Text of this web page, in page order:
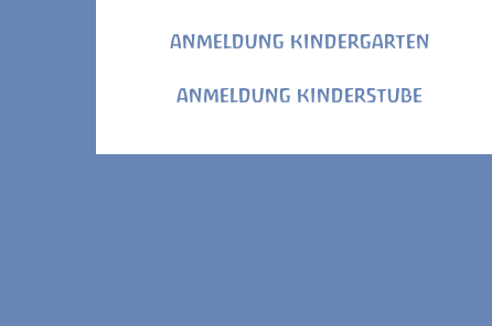
ANMELDUNG KINDERGARTEN
ANMELDUNG KINDERSTUBE